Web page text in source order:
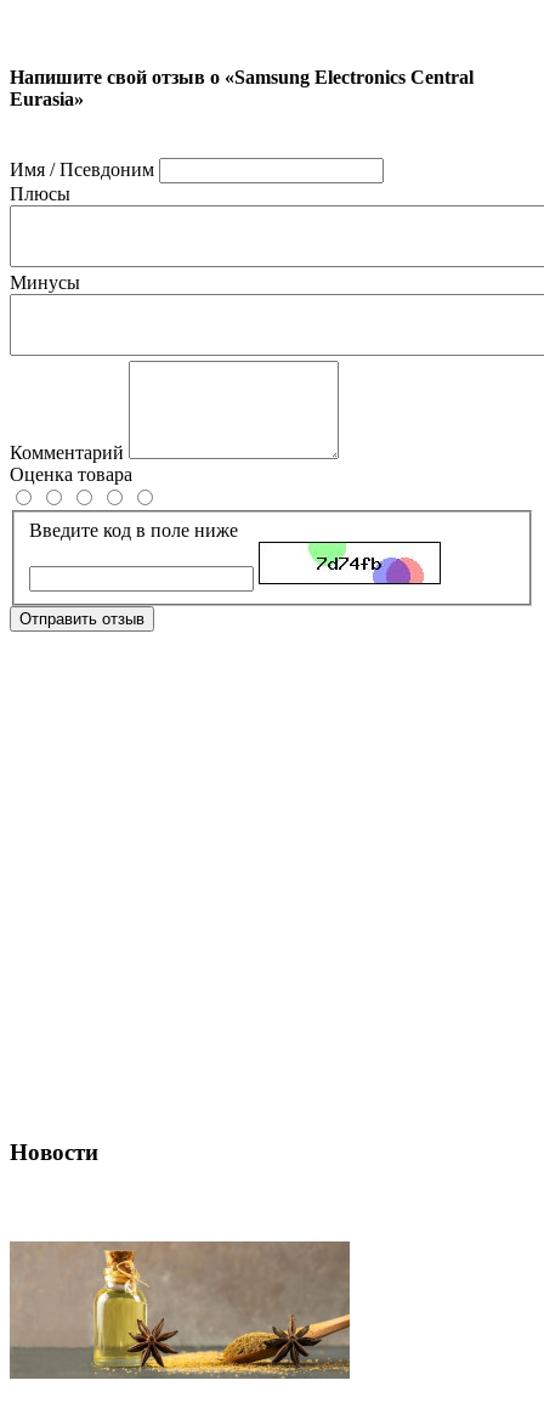
Напишите свой отзыв о «Samsung Electronics Central
Eurasia»
Имя / Псевдоним
Плюсы
Минусы
Комментарий
Оценка товара
Введите код в поле ниже
Отправить отзыв
Новости